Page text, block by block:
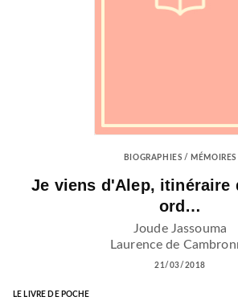
BIOGRAPHIES / MÉMOIRES
Je viens d'Alep, itinéraire
ord…
Joude Jassouma
Laurence de
21/03/2018
LE LIVRE DE POCHE